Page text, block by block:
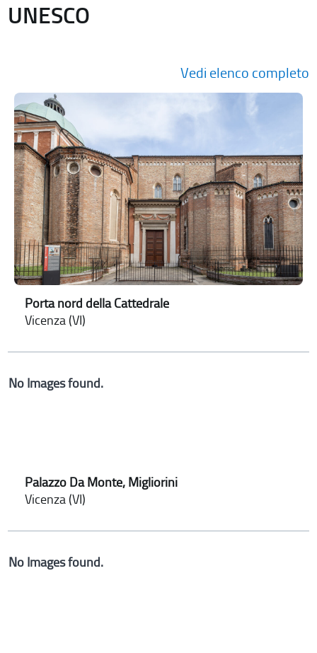
UNESCO
Vedi elenco completo
Porta nord della Cattedrale
Vicenza (VI)
No Images found.
Palazzo Da Monte, Migliorini
Vicenza (VI)
No Images found.